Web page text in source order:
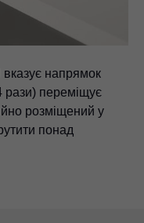
вказує напрямок
рази) переміщує
розміщений у
понад